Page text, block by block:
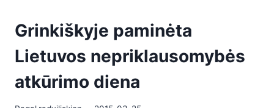
Grinkiškyje paminėta
Lietuvos nepriklausomybės
atkūrimo diena